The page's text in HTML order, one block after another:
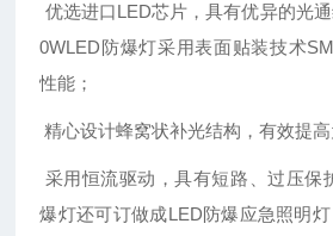
优选进口LED芯片，具有优异的光
0WLED防爆灯采用表面贴装技术
性能；
精心设计蜂窝状补光结构，有效提高
采用恒流驱动，具有短路、过压保
爆灯还可订做成LED防爆应急照明